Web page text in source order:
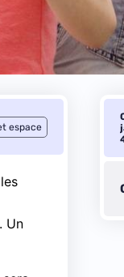
espace
Un